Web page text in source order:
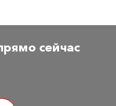
сейчас